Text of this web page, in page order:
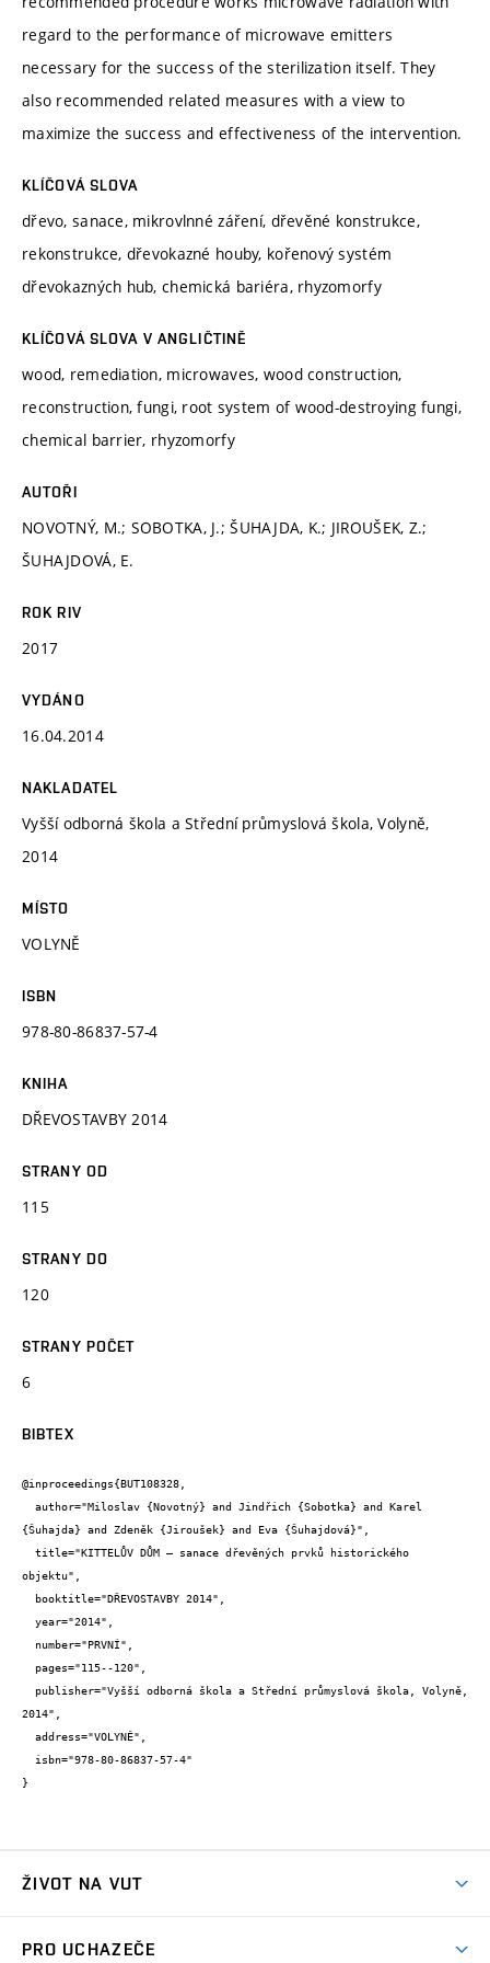
regard to the performance of microwave emitters
necessary for the success of the sterilization itself. They
also recommended related measures with a view to
maximize the success and effectiveness of the intervention.
KLÍČOVÁ SLOVA
dřevo, sanace, mikrovlnné záření, dřevěné konstrukce,
rekonstrukce, dřevokazné houby, kořenový systém
dřevokazných hub, chemická bariéra, rhyzomorfy
KLÍČOVÁ SLOVA V ANGLIČTINĚ
wood, remediation, microwaves, wood construction,
reconstruction, fungi, root system of wood-destroying fungi,
chemical barrier, rhyzomorfy
AUTOŘI
NOVOTNÝ, M.; SOBOTKA, J.; ŠUHAJDA, K.; JIROUŠEK, Z.;
ŠUHAJDOVÁ, E.
ROK RIV
2017
VYDÁNO
16.04.2014
NAKLADATEL
Vyšší odborná škola a Střední průmyslová škola, Volyně,
2014
MÍSTO
VOLYNĚ
ISBN
978-80-86837-57-4
KNIHA
DŘEVOSTAVBY 2014
STRANY OD
115
STRANY DO
120
STRANY POČET
6
BIBTEX
@inproceedings{BUT108328,
{Šuhajda} and Zdeněk {Jiroušek} and Eva {Šuhajdová}",
objektu",
2014",
}
ŽIVOT NA VUT
PRO UCHAZEČE